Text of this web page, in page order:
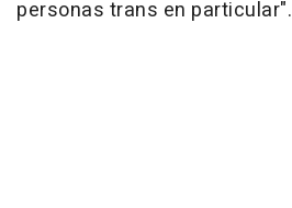
personas trans en particular".